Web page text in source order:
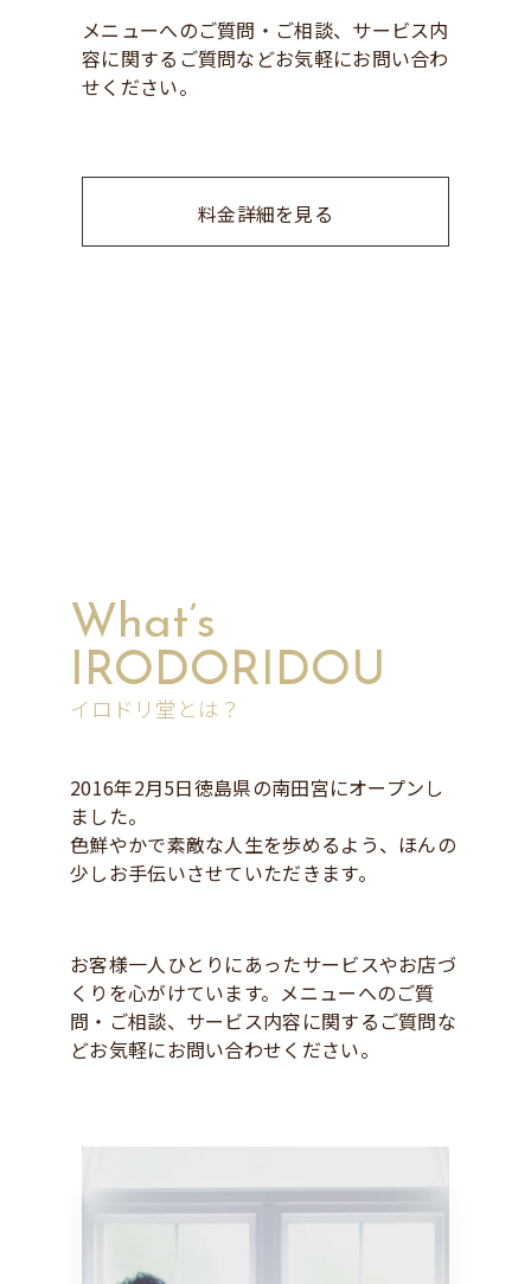
メニューへのご質問・ご相談、サービス内
容に関するご質問などお気軽にお問い合わ
せください。
料金詳細を見る
What’s
IRODORIDOU
イロドリ堂とは？
2016年2月5日徳島県の南田宮にオープンし
ました。
色鮮やかで素敵な人生を歩めるよう、ほんの
少しお手伝いさせていただきます。
お客様一人ひとりにあったサービスやお店づ
くりを心がけています。メニューへのご質
問・ご相談、サービス内容に関するご質問な
どお気軽にお問い合わせください。